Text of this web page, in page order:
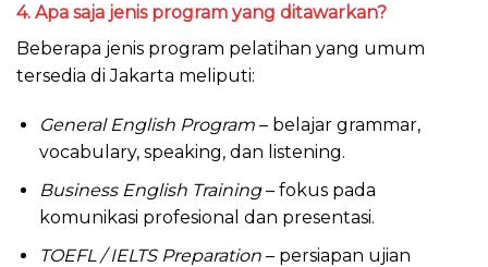
4. Apa saja jenis program yang ditawarkan?
Beberapa jenis program pelatihan yang umum
tersedia di Jakarta meliputi:
General English Program– belajar grammar,
vocabulary, speaking, dan listening.
Business English Training– fokus pada
komunikasi profesional dan presentasi.
TOEFL / IELTS Preparation– persiapan ujian